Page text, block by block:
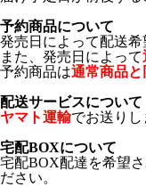
予約商品について
発売日によって配送希
また、発売日によって
予約商品は通常商品と
配送サービスについて
ヤマト運輸でお送りし
宅配BOXについて
宅配BOX配達を希望さ
ださい。